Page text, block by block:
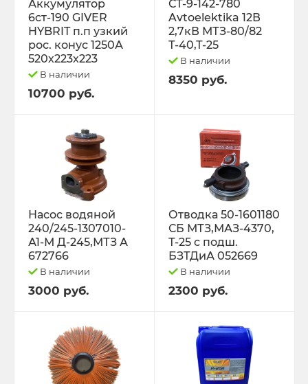
Аккумулятор
6ст-190 GIVER
HYBRIT п.п узкий
рос. конус 1250А
520х223х223
В наличии
10700 руб.
СТ-9-142-780
Avtoelektika 12В
2,7кВ МТЗ-80/82
Т-40,Т-25
В наличии
8350 руб.
Насос водяной
240/245-1307010-
А1-М Д-245,МТЗ А
672766
В наличии
3000 руб.
Отводка 50-1601180
СБ МТЗ,МАЗ-4370,
Т-25 с подш.
БЗТДиА 052669
В наличии
2300 руб.
Трактор ЮМЗ-6
ТУРБОКОМПРЕССОРЫ
ФОРС., ПЛУНЖ. ПАРА ,КЛАП. ПАРА,
ПОМПЫ, НАСОС ПОДКА
ЭЛЕКТРООБОРУДОВАНИЕ
ЭО-3323, ЭО-2621 ПЭА-1 ТО-49,702,
ЕК-12,14, ДЭК-251